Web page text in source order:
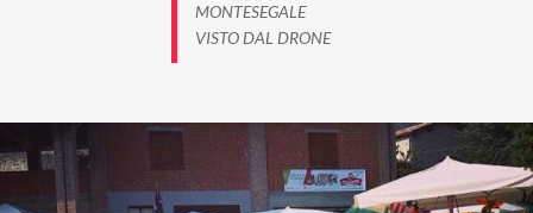
MONTESEGALE
VISTO DAL DRONE